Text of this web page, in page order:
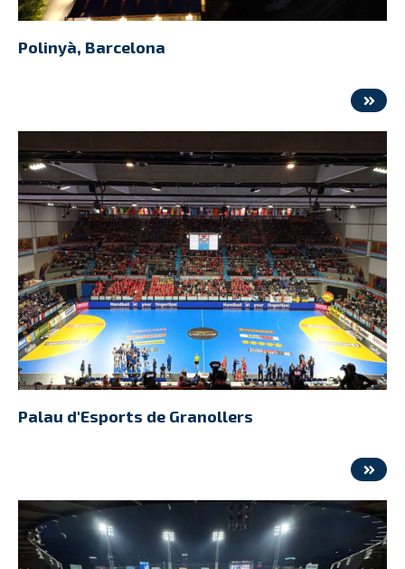
Polinyà, Barcelona
Palau d'Esports de Granollers